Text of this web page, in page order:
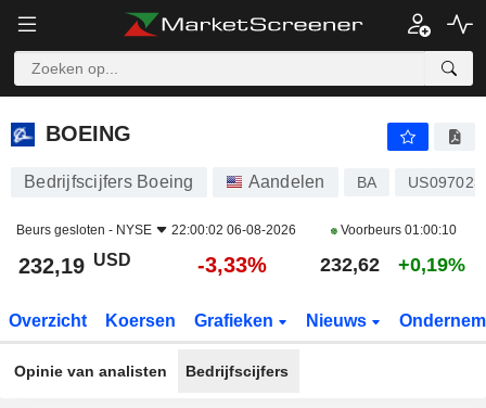
BOEING
BOEING
Bedrijfscijfers Boeing Aandelen BA
Beurs gesloten - NYSE 22:00:02 06-08-2026 Voorbeurs 01:00:10
232,19 USD -3,33% 232,62 +0,19%
Overzicht Koersen Grafieken Nieuws
Opinie van analisten Bedrijfscijfers